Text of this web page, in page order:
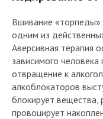
Вшивание «торпеды»
одним из
Аверсивная терапия
зависимого
отвращение к
алкоблокаторов
блокирует
провоцирует